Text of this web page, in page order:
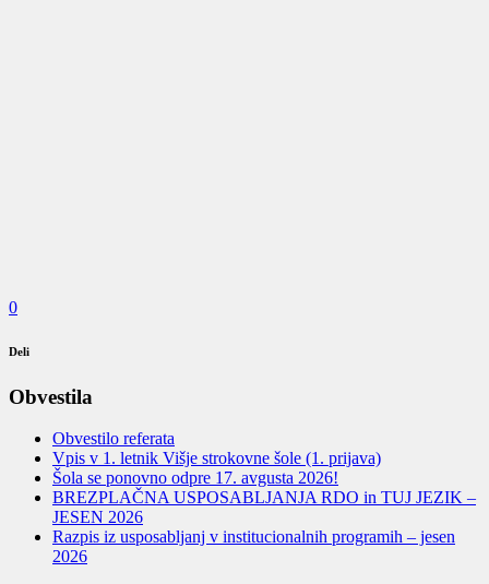
0
Deli
Obvestila
Obvestilo referata
Vpis v 1. letnik Višje strokovne šole (1. prijava)
Šola se ponovno odpre 17. avgusta 2026!
BREZPLAČNA USPOSABLJANJA RDO in TUJ JEZIK –
JESEN 2026
Razpis iz usposabljanj v institucionalnih programih – jesen
2026